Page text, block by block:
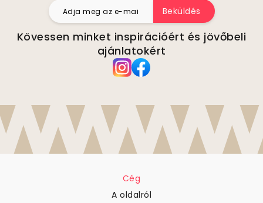
Beküldés
Kövessen minket inspirációért és jövőbeli
ajánlatokért
Cég
A oldalról